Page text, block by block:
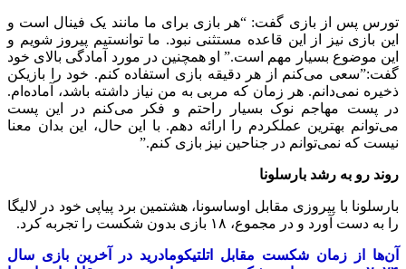
تورس پس از بازی گفت: “هر بازی برای ما مانند یک فینال است و
این بازی نیز از این قاعده مستثنی نبود. ما توانستیم پیروز شویم و
این موضوع بسیار مهم است.” او همچنین در مورد آمادگی بالای خود
گفت:”سعی می‌کنم از هر دقیقه بازی استفاده کنم. خود را بازیکن
ذخیره نمی‌دانم. هر زمان که مربی به من نیاز داشته باشد، آماده‌ام.
در پست مهاجم نوک بسیار راحتم و فکر می‌کنم در این پست
می‌توانم بهترین عملکردم را ارائه دهم. با این حال، این بدان معنا
نیست که نمی‌توانم در جناحین نیز بازی کنم.”
روند رو به رشد بارسلونا
بارسلونا با پیروزی مقابل اوساسونا، هشتمین برد پیاپی خود در لالیگا
را به دست آورد و در مجموع، ۱۸ بازی بدون شکست را تجربه کرد.
آن‌ها از زمان شکست مقابل اتلتیکومادرید در آخرین بازی سال